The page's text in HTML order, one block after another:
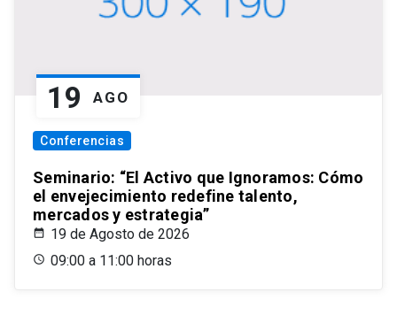
19 AGO
Conferencias
Seminario: “El Activo que Ignoramos: Cómo
el envejecimiento redefine talento,
mercados y estrategia”
19 de Agosto de 2026
09:00 a 11:00 horas